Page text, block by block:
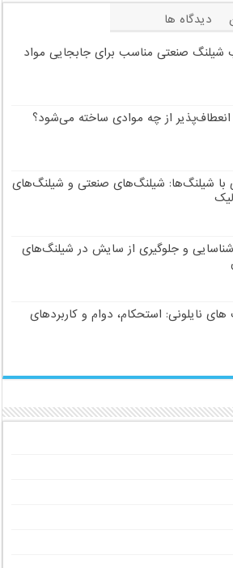
دیدگاه ها
شیلنگ صنعتی مناسب برای جابجایی مواد
از چه موادی ساخته می‌شود؟
با شیلنگ‌ها: شیلنگ‌های صنعتی و شیلنگ‌های
و جلوگیری از سایش در شیلنگ‌های
نایلونی: استحکام، دوام و کاربردهای